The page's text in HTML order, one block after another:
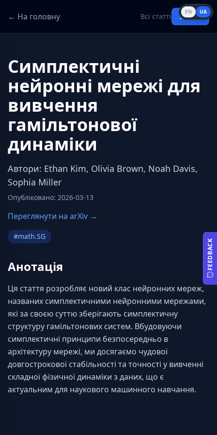
← На головну Всі статті Увійти
Симплектичні
нейронні мережі для
вивчення
гамільтонової
динаміки
Автори: Ethan Kim, Olivia Brown, Noah Davis,
Sophia Miller
Опубліковано: 2026-03-13
Переглянути на arXiv →
#math.SG
Анотація
Ця стаття розробляє новий клас нейронних мереж,
названих симплектичними нейронними мережами,
які за своєю суттю зберігають симплектичну
структуру гамільтонових систем. Вбудовуючи
симплектичні принципи безпосередньо в
архітектуру мережі, ми досягаємо чудової
довгострокової стабільності та точності у вивченні
складної фізичної динаміки з даних, що є
актуальним для наукового машинного навчання.
EN UA
FEEDBACK